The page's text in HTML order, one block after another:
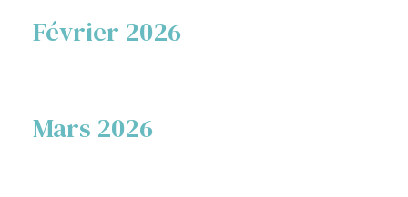
Février 2026
Mars 2026